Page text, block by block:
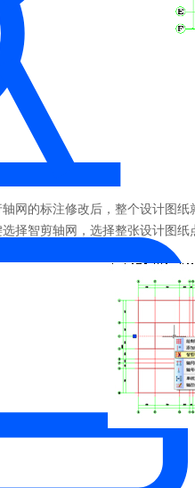
网的标注修改后，整个设计图
择智剪轴网，选择整张设计图